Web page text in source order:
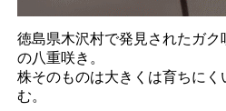
徳島県木沢村で発見されたガク
の八重咲き。
株そのものは大きくは育ちに
む。